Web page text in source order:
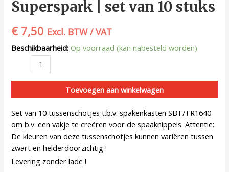
Superspark | set van 10 stuks
€7,50 Excl. BTW / VAT
Beschikbaarheid: Op voorraad (kan nabesteld worden)
Toevoegen aan winkelwagen
Set van 10 tussenschotjes t.b.v. spakenkasten SBT/TR1640
om b.v. een vakje te creëren voor de spaaknippels. Attentie:
De kleuren van deze tussenschotjes kunnen variëren tussen
zwart en helderdoorzichtig !
Levering zonder lade !